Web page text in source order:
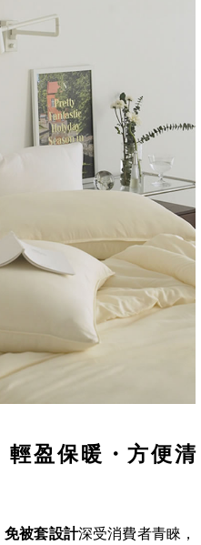
輕盈保暖・方便清
免被套設計深受消費者青睞，